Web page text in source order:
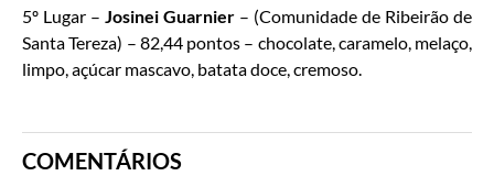
5º Lugar – Josinei Guarnier – (Comunidade de Ribeirão de
Santa Tereza) – 82,44 pontos – chocolate, caramelo, melaço,
limpo, açúcar mascavo, batata doce, cremoso.
COMENTÁRIOS